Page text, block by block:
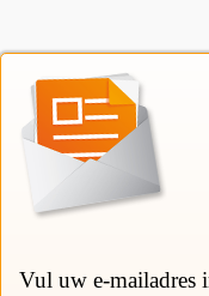
Vul uw e-mailadres